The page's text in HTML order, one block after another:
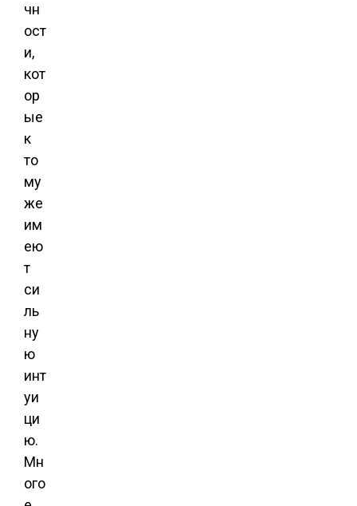
чн
ост
и,
кот
ор
ые
к
то
му
же
им
ею
т
си
ль
ну
ю
инт
уи
ци
ю.
Мн
ого